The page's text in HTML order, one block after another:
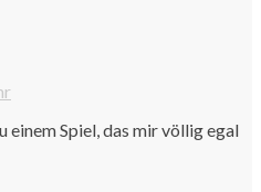
einem Spiel, das mir völlig egal